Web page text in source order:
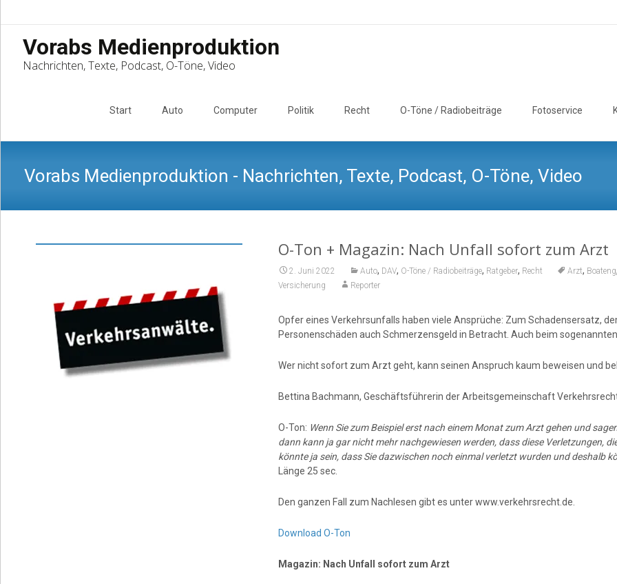
Vorabs Medienproduktion
Nachrichten, Texte, Podcast, O-Töne, Video
Start Auto Computer Politik Recht O-Töne / Radiobeiträge Fotoservice
Vorabs Medienproduktion - Nachrichten, Texte, Podcast, O-Töne, Video
O-Ton + Magazin: Nach Unfall sofort zum Arzt
2. Juni 2022 Auto, DAV, O-Töne / Radiobeiträge, Ratgeber, Recht Arzt, Boateng,
Versicherung Reporter
Opfer eines Verkehrsunfalls haben viele Ansprüche: Zum Schadensersatz,
Personenschäden auch Schmerzensgeld in Betracht. Auch beim
Wer nicht sofort zum Arzt geht, kann seinen Anspruch kaum beweisen und
Bettina Bachmann, Geschäftsführerin der Arbeitsgemeinschaft
O-Ton: Wenn Sie zum Beispiel erst nach einem Monat zum Arzt gehen und
dann kann ja gar nicht mehr nachgewiesen werden, dass diese Verletzungen,
könnte ja sein, dass Sie dazwischen noch einmal verletzt wurden und deshalb
Länge 25 sec.
Den ganzen Fall zum Nachlesen gibt es unter www.verkehrsrecht.de.
Download O-Ton
Magazin: Nach Unfall sofort zum Arzt